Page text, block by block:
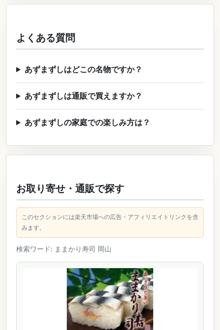
よくある質問
あずまずしはどこの名物ですか？
あずまずしは通販で買えますか？
あずまずしの家庭での楽しみ方は？
お取り寄せ・通販で探す
このセクションには楽天市場への広告・アフィリエイトリンクを含
みます。
検索ワード: ままかり寿司 岡山